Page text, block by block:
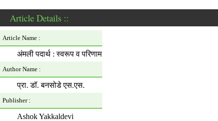
Article Details ::
Article Name :
अंमली पदार्थ : स्वरूप व परिणाम
Author Name :
प्रा. डॉ. बनसोडे एस.एस.
Publisher :
Ashok Yakkaldevi